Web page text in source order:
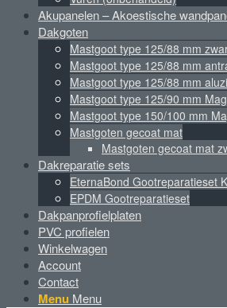
Akupanelen – Akoestische
Dakgoten
Mastgoot type 125/88 mm
Mastgoot type 125/88 mm
Mastgoot type 125/88 mm
Mastgoot type 125/90 mm
Mastgoot type 150/100 mm
Mastgoten gecoat mat
Mastgoten gecoat mat
Dakreparatie sets
EternaBond Gootreparatieset
EPDM Gootreparatieset
Dakpanprofielplaten
PVC profielen
Winkelwagen
Account
Contact
Menu Menu